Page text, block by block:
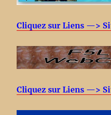
Cliquez sur Liens —>
Cliquez sur Liens —>